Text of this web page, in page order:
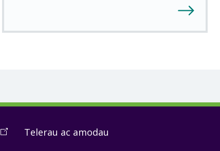
(OpenTelerau ac amodau